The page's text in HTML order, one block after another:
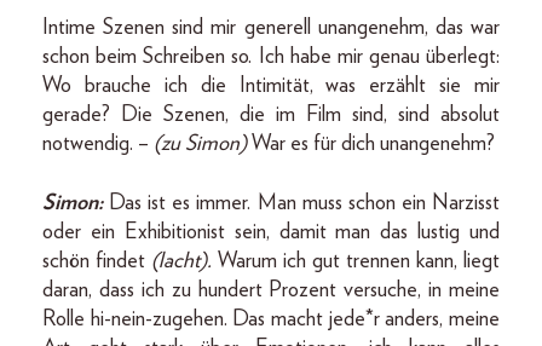
Intime Szenen sind mir generell unangenehm, das war
schon beim Schreiben so. Ich habe mir genau überlegt:
Wo brauche ich die Intimität, was erzählt sie mir
gerade? Die Szenen, die im Film sind, sind absolut
notwendig. – (zu Simon)War es für dich unangenehm?
Simon: Das ist es immer. Man muss schon ein Narzisst
oder ein Exhibitionist sein, damit man das lustig und
schön findet (lacht). Warum ich gut trennen kann, liegt
daran, dass ich zu hundert Prozent versuche, in meine
Rolle hi-nein-zugehen. Das macht jede*r anders, meine